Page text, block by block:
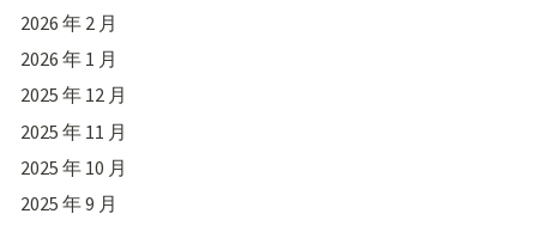
2026 年 2 月
2026 年 1 月
2025 年 12 月
2025 年 11 月
2025 年 10 月
2025 年 9 月